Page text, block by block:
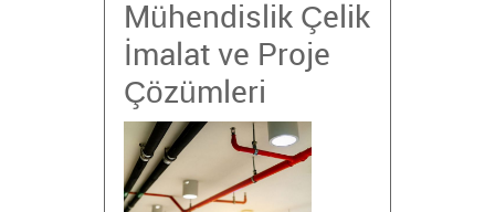
Mühendislik Çelik
İmalat ve Proje
Çözümleri